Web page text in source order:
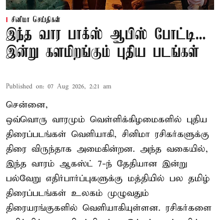
சினிமா செய்திகள்
இந்த வார பாக்ஸ் ஆபிஸ் போட்டி...
இன்று களமிறங்கும் புதிய படங்கள்
Published on: 07 Aug 2026, 2:21 am
சென்னை,
ஒவ்வொரு வாரமும் வெள்ளிக்கிழமைகளில் புதிய
திரைப்படங்கள் வெளியாகி, சினிமா ரசிகர்களுக்கு
திரை விருந்தாக அமைகின்றன. அந்த வகையில்,
இந்த வாரம் ஆகஸ்ட் 7-ந் தேதியான இன்று
பல்வேறு எதிர்பார்ப்புகளுக்கு மத்தியில் பல தமிழ்
திரைப்படங்கள் உலகம் முழுவதும்
திரையரங்குகளில் வெளியாகியுள்ளன. ரசிகர்களை